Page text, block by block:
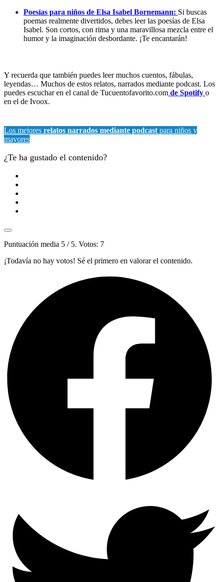
Poesías para niños de Elsa Isabel Bornemann: Si buscas
poemas realmente divertidos, debes leer las poesías de Elsa
Isabel. Son cortos, con rima y una maravillosa mezcla entre el
humor y la imaginación desbordante. ¡Te encantarán!
Y recuerda que también puedes leer muchos cuentos, fábulas,
leyendas… Muchos de estos relatos, narrados mediante podcast. Los
puedes escuchar en el canal de Tucuentofavorito.com de Spotify o
en el de Ivoox.
Los mejores relatos narrados mediante podcast para niños y
mayores
¿Te ha gustado el contenido?
Puntuación media 5 / 5. Votos: 7
¡Todavía no hay votos! Sé el primero en valorar el contenido.